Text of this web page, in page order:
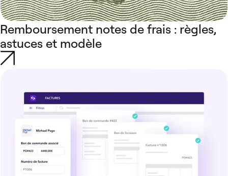
Remboursement notes de frais : règles,
astuces et modèle